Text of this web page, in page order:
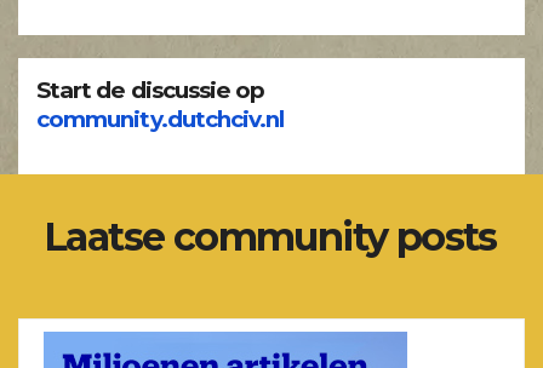
Start de discussie op
community.dutchciv.nl
Laatse community posts